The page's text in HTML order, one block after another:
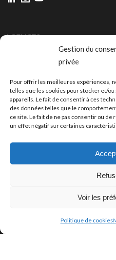
Gestion du
privée
Pour offrir les meilleures expériences,
telles que les cookies pour stocker et/
appareils. Le fait de consentir à ces
des données telles que le
ce site. Le fait de ne pas consentir ou
un effet négatif sur certaines
Voir les
Politique de cookies
AGENCES
CANNES
BORDEAUX
PUBLICATIONS